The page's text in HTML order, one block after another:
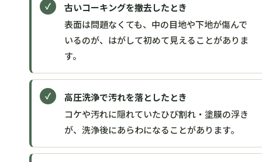
古いコーキングを撤去したとき
表面は問題なくても、中の目地や下地が傷んで
いるのが、はがして初めて見えることがありま
す。
高圧洗浄で汚れを落としたとき
コケや汚れに隠れていたひび割れ・塗膜の浮き
が、洗浄後にあらわになることがあります。